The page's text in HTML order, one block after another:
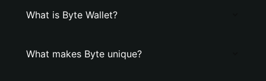
What is Byte Wallet?
What makes Byte unique?